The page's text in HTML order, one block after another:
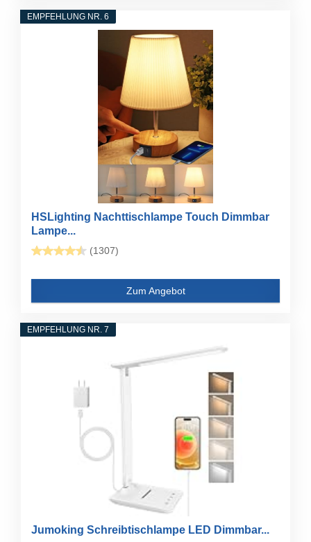
EMPFEHLUNG NR. 6
HSLighting Nachttischlampe Touch Dimmbar
Lampe...
(1307)
Zum Angebot
EMPFEHLUNG NR. 7
Jumoking Schreibtischlampe LED Dimmbar...